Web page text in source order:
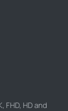
HD and